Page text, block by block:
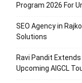
Program 2026 For
SEO Agency in
Solutions
Ravi Pandit
Upcoming AIGCL